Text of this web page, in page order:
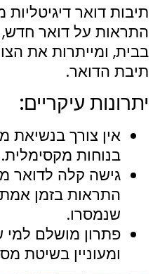
תיבות דואר
התראות על דואר חדש,
בבית, ומייתרות את
תיבת הדואר.
יתרונות עיקריים:
אין צורך בנשיאת
בנוחות מקסימלית.
גישה קלה לדואר
התראות בזמן
שנמסרו.
פתרון מושלם
ומעוניין בשיטת